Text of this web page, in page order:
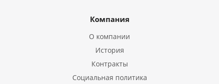
Компания
О компании
История
Контракты
Социальная политика